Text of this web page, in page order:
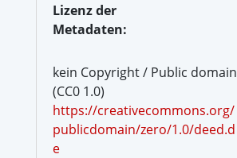
Lizenz der
Metadaten:
kein Copyright / Public domain
(CC0 1.0)
https://creativecommons.org/
publicdomain/zero/1.0/deed.d
e